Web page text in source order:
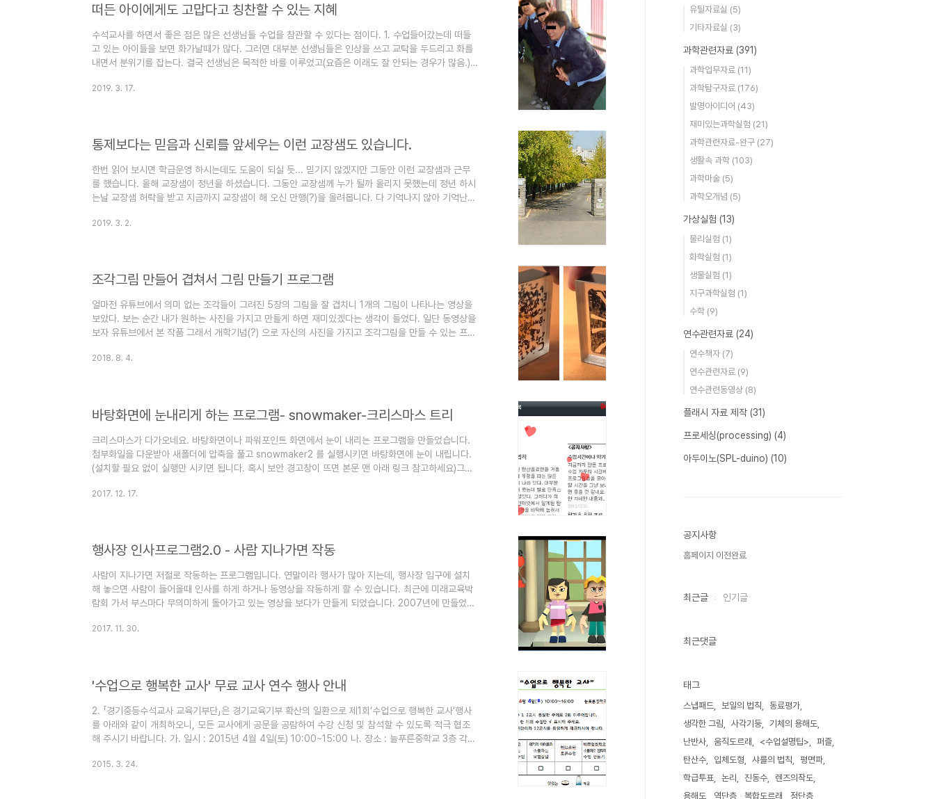
떠든 아이에게도 고맙다고 칭찬할 수 있는 지혜
수석교사를 하면서 좋은 점은 많은 선생님들 수업을 참관할 수 있다는 점이다. 1. 수업들어갔는데 떠들
고 있는 아이들을 보면 화가날때가 많다. 그러면 대부분 선생님들은 인상을 쓰고 교탁을 두드리고 화를
내면서 분위기를 잡는다. 결국 선생님은 목적한 바를 이루었고(요즘은 이래도 잘 안되는 경우가 많음.)
생들도 감정이 상해서 다시 즐겁고 재미있는 수업으로 돌아가 진행하기에 뭔가 어색하다. 2. 몇년전 선
2019. 3. 17.
통제보다는 믿음과 신뢰를 앞세우는 이런 교장샘도 있습니다.
한번 읽어 보시면 학급운영 하시는데도 도움이 되실 듯... 믿기지 않겠지만 그동안 이런 교장샘과 근무
를 했습니다. 올해 교장샘이 정년을 하셨습니다. 그동안 교장샘께 누가 될까 올리지 못했는데 정년 하시
는날 교장샘 허락을 받고 지금까지 교장샘이 해 오신 만행(?)을 올려봅니다. 다 기억나지 않아 기억난
사를 신뢰의 대상으로 보는 사람입니다.교사가 게으르고 태만하고 부족하다고 보기 시작하는 순간 관리
2019. 3. 2.
조각그림 만들어 겹쳐서 그림 만들기 프로그램
얼마전 유튜브에서 의미 없는 조각들이 그려진 5장의 그림을 잘 겹치니 1개의 그림이 나타나는 영상을
보았다. 보는 순간 내가 원하는 사진을 가지고 만들게 하면 재미있겠다는 생각이 들었다. 일단 동영상을
보자 유튜브에서 본 작품 그래서 개학기념(?) 으로 자신의 사진을 가지고 조각그림을 만들 수 있는 프로
바꿔서 기존에 있는 image를 지우고 같은 폴더에 넣어 놓으면 된다. 그럼 프로그램이 실행되면서 같은
2018. 8. 4.
바탕화면에 눈내리게 하는 프로그램- snowmaker-크리스마스 트리
크리스마스가 다가오네요. 바탕화면이나 파워포인트 화면에서 눈이 내리는 프로그램을 만들었습니다.
첨부화일을 다운받아 새폴더에 압축을 풀고 snowmaker2 를 실행시키면 바탕화면에 눈이 내립니다.
(설치할 필요 없이 실행만 시키면 됩니다. 혹시 보안 경고창이 뜨면 본문 맨 아래 링크 참고하세요)그런
위로 돌리면 눈이 아래에서 위로 올라가고 마우스휠을 아래로 돌리면 눈이 위에서 아래로 내려옵니다.
2017. 12. 17.
행사장 인사프로그램2.0 - 사람 지나가면 작동
사람이 지나가면 저절로 작동하는 프로그램입니다. 연말이라 행사가 많아 지는데, 행사장 입구에 설치
해 놓으면 사람이 들어올때 인사를 하게 하거나 동영상을 작동하게 할 수 있습니다. 최근에 미래교육박
람회 가서 부스마다 무의미하게 돌아가고 있는 영상을 보다가 만들게 되었습니다. 2007년에 만들었던
사용했던 아래 동영상을 보시면 어떤 원리로 작동하는지 이해할 수 있을 겁니다. 그 밖에도 아래와 같은
2017. 11. 30.
'수업으로 행복한 교사' 무료 교사 연수 행사 안내
2. 「경기중등수석교사 교육기부단」은 경기교육기부 확산의 일환으로 제1회‘수업으로 행복한 교사’행사
를 아래와 같이 개최하오니, 모든 교사에게 공문을 공람하여 수강 신청 및 참석할 수 있도록 적극 협조
해 주시기 바랍니다. 가. 일시 : 2015년 4월 4일(토) 10:00~15:00 나. 장소 : 늘푸른중학교 3층 각
는 프로젝트수업 위기의 아이들과 소통하는 모험상담 하브루타 토론수업 비주얼씽킹으로 소통하고 협
2015. 3. 24.
유틸자료실 (5)
기타자료실 (3)
과학관련자료 (391)
과학업무자료 (11)
과학탐구자료 (176)
발명아이디어 (43)
재미있는과학실험 (21)
과학관련자료-완구 (27)
생활속 과학 (103)
과학마술 (5)
과학오개념 (5)
가상실험 (13)
물리실험 (1)
화학실험 (1)
생물실험 (1)
지구과학실험 (1)
수학 (9)
연수관련자료 (24)
연수책자 (7)
연수관련자료 (9)
연수관련동영상 (8)
플래시 자료 제작 (31)
프로세싱(processing) (4)
아두이노(SPL-duino) (10)
공지사항
홈페이지 이전완료
최근글 인기글
최근댓글
태그
스냅패드 보일의 법칙
동료평가
생각한 그림
사각기둥
기체의 용해도
난반사
움직도르래 <수업설명팁>
퍼즐
탄산수
입체도형 샤를의 법칙
평면파
학급투표
논리 진동수
렌즈의작도
용해도
역단층 복합도르래 정단층